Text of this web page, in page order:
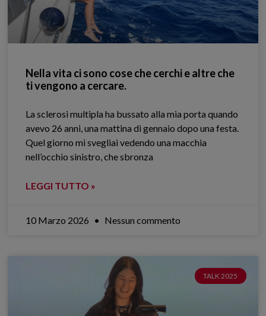
Nella vita ci sono cose che cerchi e altre che
ti vengono a cercare.
La sclerosi multipla ha bussato alla mia porta quando
avevo 26 anni, una mattina di gennaio dopo una festa.
Quel giorno mi svegliai vedendo una macchia
nell’occhio sinistro, che sbronza
LEGGI TUTTO »
10 Marzo 2026 Nessun commento
TALK 2025